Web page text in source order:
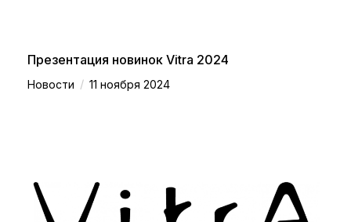
Презентация новинок Vitra 2024
Новости / 11 ноября 2024